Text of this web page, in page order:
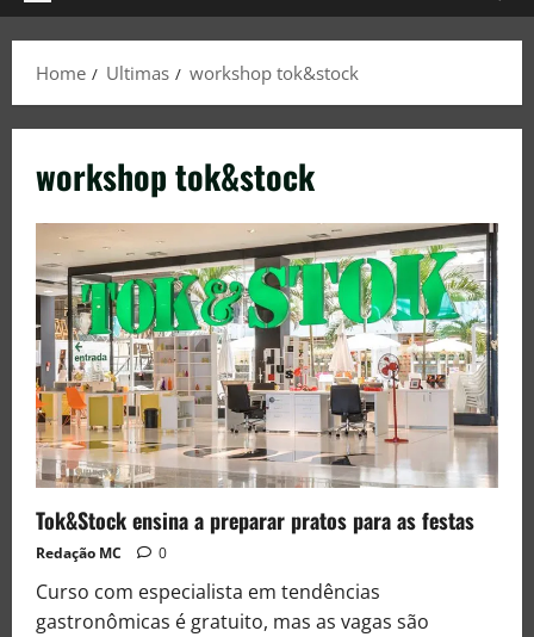
Home Ultimas workshop tok&stock
workshop tok&stock
Tok&Stock ensina a preparar pratos para as festas
Redação MC 0
Curso com especialista em tendências
gastronômicas é gratuito, mas as vagas são